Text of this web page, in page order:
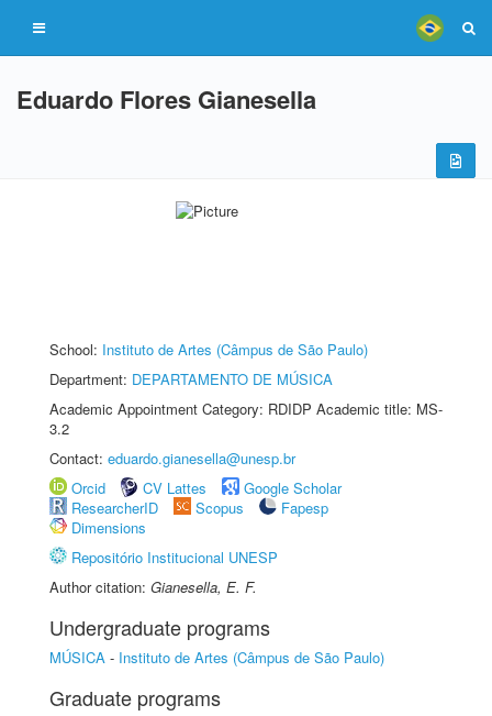
Eduardo Flores Gianesella
School: Instituto de Artes (Câmpus de São Paulo)
Department: DEPARTAMENTO DE MÚSICA
Academic Appointment Category: RDIDP Academic title: MS-
3.2
Contact: eduardo.gianesella@unesp.br
Orcid
CV Lattes
Google Scholar
ResearcherID
Scopus
Fapesp
Dimensions
Repositório Institucional UNESP
Author citation: Gianesella, E. F.
Undergraduate programs
MÚSICA - Instituto de Artes (Câmpus de São Paulo)
Graduate programs